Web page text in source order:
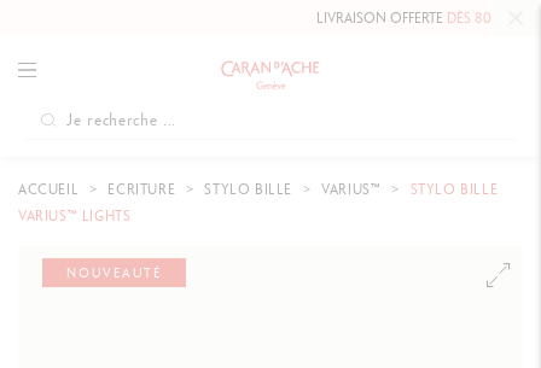
LIVRAISON OFFERTEDÈS 80 €.
ACCUEIL ECRITURE STYLO BILLE VARIUS™
STYLO BILLE
VARIUS™ LIGHTS
NOUVEAUTÉ